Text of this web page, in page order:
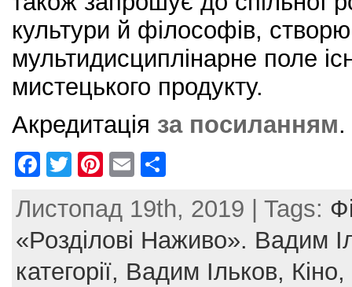
культури й філософів,
мультидисциплінарне поле
мистецького продукту.
Акредитація за посиланням.
F
c
e
b
T
itt
er
Pi
er
e
st
E
ai ar
e
Листопад 19th, 2019 | Tags:
«Розділові Наживо». Вадим
категорії, Вадим Ільков, Кіно,